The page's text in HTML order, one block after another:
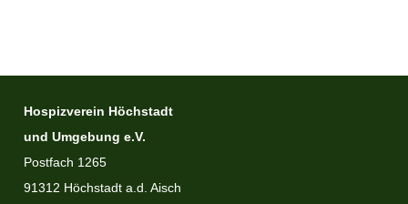
Hospizverein Höchstadt
und Umgebung e.V.
Postfach 1265
91312 Höchstadt a.d. Aisch